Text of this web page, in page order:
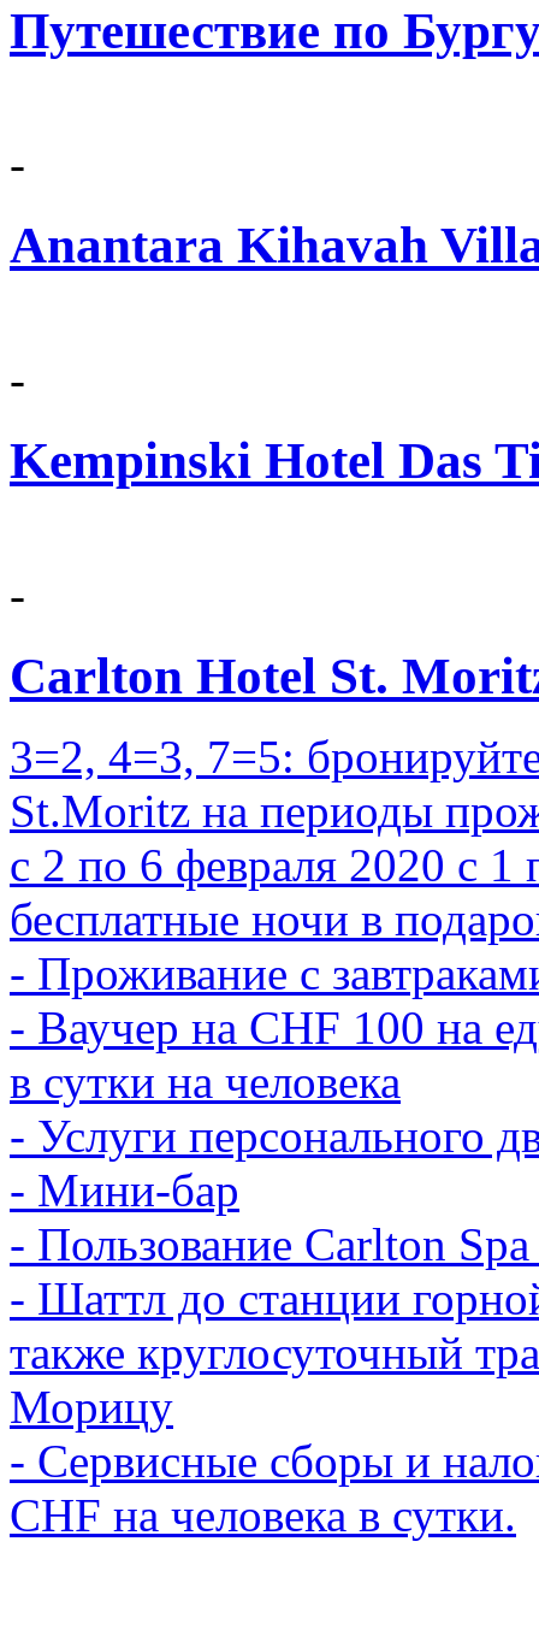
Путешествие по
-
Anantara Kihavah
-
Kempinski Hotel Das
-
Carlton Hotel St.
3=2, 4=3, 7=5:
St.Moritz на периоды
с 2 по 6 февраля 2020 с 1
бесплатные ночи в
- Проживание с
- Ваучер на CHF 100 на
в сутки на человека
- Услуги персонального
- Мини-бар
- Пользование Carlton
- Шаттл до станции
также круглосуточный
Морицу
- Сервисные сборы и
CHF на человека в сутки.